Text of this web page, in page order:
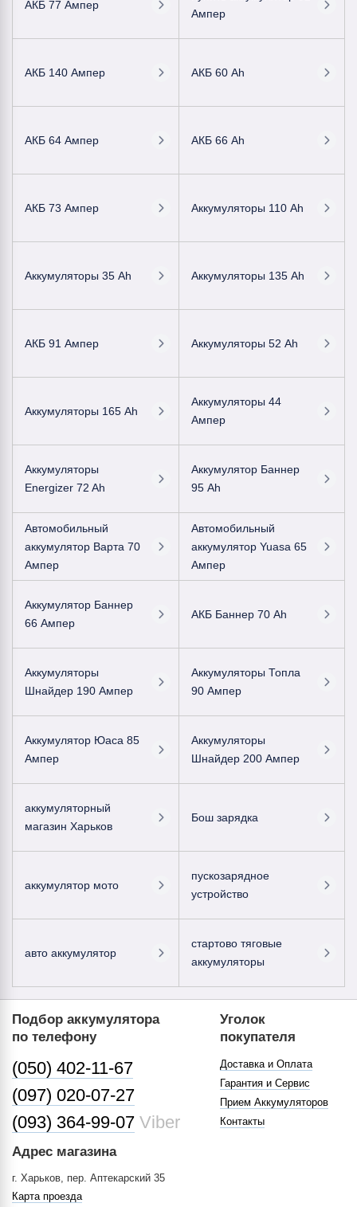
АКБ 77 Ампер
Ампер
АКБ 140 Ампер АКБ 60 Ah
АКБ 64 Ампер АКБ 66 Ah
АКБ 73 Ампер Аккумуляторы 110 Ah
Аккумуляторы 35 Ah Аккумуляторы 135 Ah
АКБ 91 Ампер Аккумуляторы 52 Ah
Аккумуляторы 165 Ah
Аккумуляторы 44
Ампер
Аккумуляторы
Energizer 72 Ah
Аккумулятор Баннер
95 Ah
Автомобильный
аккумулятор Варта 70
Ампер
Автомобильный
аккумулятор Yuasa 65
Ампер
Аккумулятор Баннер
66 Ампер
АКБ Баннер 70 Ah
Аккумуляторы
Шнайдер 190 Ампер
Аккумуляторы Топла
90 Ампер
Аккумулятор Юаса 85
Ампер
Аккумуляторы
Шнайдер 200 Ампер
аккумуляторный
магазин Харьков
Бош зарядка
аккумулятор мото
пускозарядное
устройство
авто аккумулятор
стартово тяговые
аккумуляторы
Подбор аккумулятора
по телефону
(050) 402-11-67
(097) 020-07-27
(093) 364-99-07 Viber
Адрес магазина
г. Харьков, пер. Аптекарский 35
Карта проезда
Уголок
покупателя
Доставка и Оплата
Гарантия и Сервис
Прием Аккумуляторов
Контакты